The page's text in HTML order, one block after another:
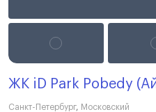
ЖК iD Park Pobedy
Санкт-Петербург, Московский